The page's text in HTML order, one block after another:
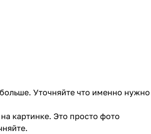
Уточняйте что именно нужно
картинке. Это просто фото